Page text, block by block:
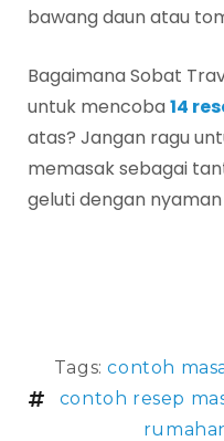
bawang daun atau
Bagaimana Sobat
untuk mencoba14
atas? Jangan ragu
memasak sebagai
geluti dengan
Tags:contoh
contoh resep